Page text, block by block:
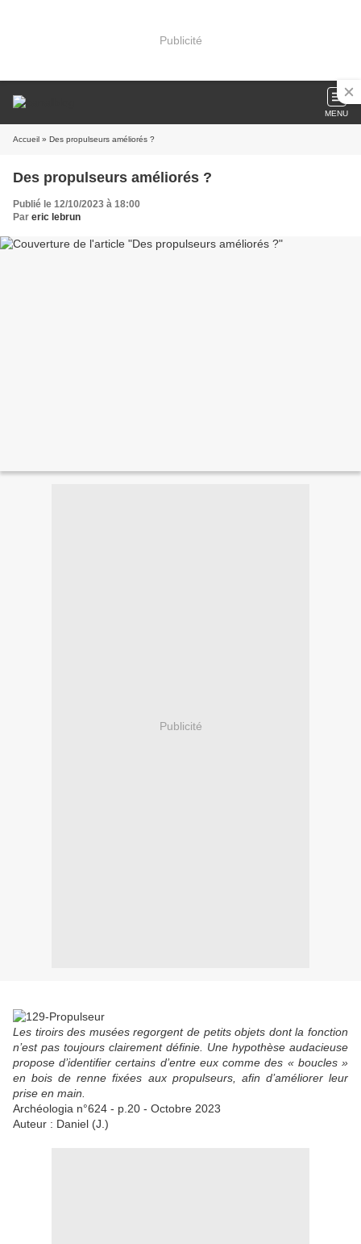
Publicité
MENU
Accueil » Des propulseurs améliorés ?
Des propulseurs améliorés ?
Publié le 12/10/2023 à 18:00
Par eric lebrun
Publicité
Les tiroirs des musées regorgent de petits objets dont la fonction
n’est pas toujours clairement définie. Une hypothèse audacieuse
propose d’identifier certains d’entre eux comme des « boucles »
en bois de renne fixées aux propulseurs, afin d’améliorer leur
prise en main.
Archéologia n°624 - p.20 - Octobre 2023
Auteur : Daniel (J.)